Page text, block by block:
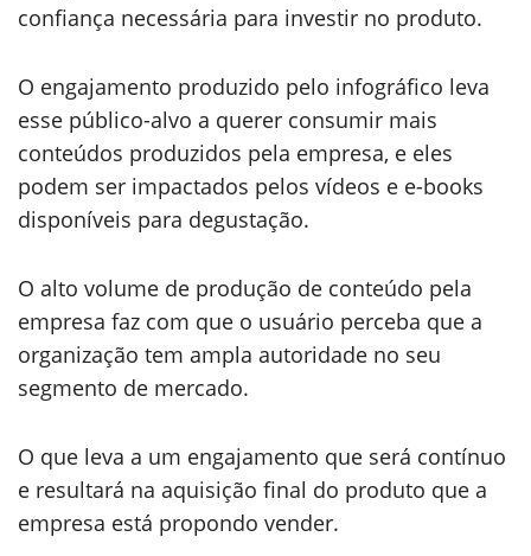
confiança necessária para investir no produto.
O engajamento produzido pelo infográfico leva
esse público-alvo a querer consumir mais
conteúdos produzidos pela empresa, e eles
podem ser impactados pelos vídeos e e-books
disponíveis para degustação.
O alto volume de produção de conteúdo pela
empresa faz com que o usuário perceba que a
organização tem ampla autoridade no seu
segmento de mercado.
O que leva a um engajamento que será contínuo
e resultará na aquisição final do produto que a
empresa está propondo vender.